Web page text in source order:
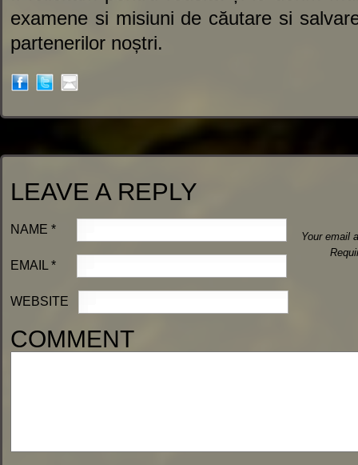
examene si misiuni de căutare si
partenerilor noștri.
LEAVE A REPLY
Your email
NAME *
EMAIL *
WEBSITE
COMMENT